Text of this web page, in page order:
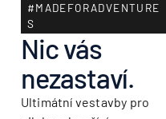
#MADEFORADVENTURE
S
Nic vás
nezastaví.
Ultimátní vestavby pro